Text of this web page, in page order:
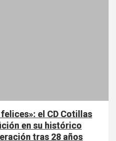
el CD Cotillas
en su histórico
tras 28 años